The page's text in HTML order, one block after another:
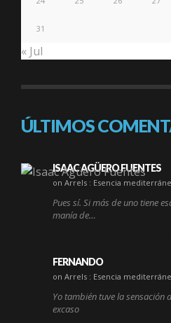
31
« Jul
ÚLTIMOS
ISAAC AGÜERO FUENTES
on Arrels : Esencia
Pues sí. Si más de uno tiene
manía de…
FERNANDO
on Arrels : Esencia
Yo también tuve la sensación
excaso